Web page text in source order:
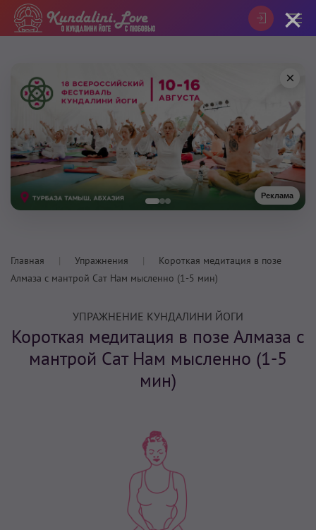
Реклама
×
Главная Упражнения
Короткая медитация в позе
Алмаза с мантрой Сат Нам мысленно (1-5 мин)
УПРАЖНЕНИЕ КУНДАЛИНИ ЙОГИ
Короткая медитация в позе Алмаза с
мантрой Сат Нам мысленно (1-5
мин)
×